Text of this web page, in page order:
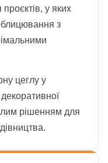
у яких
з
цеглу у
рішенням для